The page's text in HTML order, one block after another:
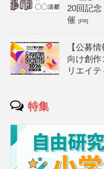
20回記
催[PR]
【公募
向け創作
リエイ
特集